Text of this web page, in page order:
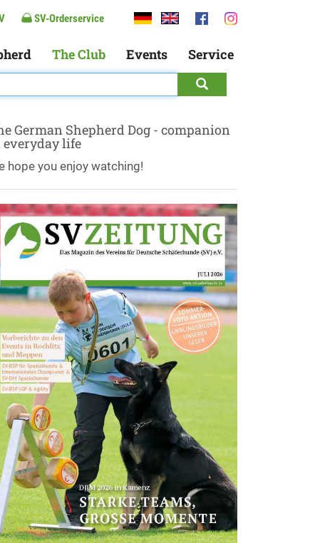
SV-Orderservice
The Club Events Service
German Shepherd Dog - companion
life
hope you enjoy watching!